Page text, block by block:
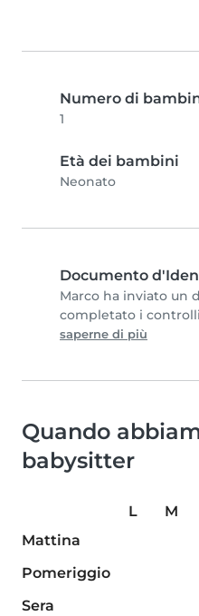
Numero di
1
Età dei bambini
Neonato
Documento
Marco ha inviato un
completato i
saperne di più
Quando
babysitter
L M
Mattina
Pomeriggio
Sera